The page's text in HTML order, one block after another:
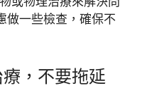
做一些檢查，確保不
，不要拖延